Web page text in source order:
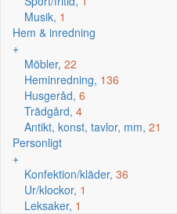
Musik, 1
Hem & inredning
+
Möbler, 22
Heminredning, 136
Husgeråd, 6
Trädgård, 4
Antikt, konst, tavlor, mm, 21
Personligt
+
Konfektion/kläder, 36
Ur/klockor, 1
Leksaker, 1